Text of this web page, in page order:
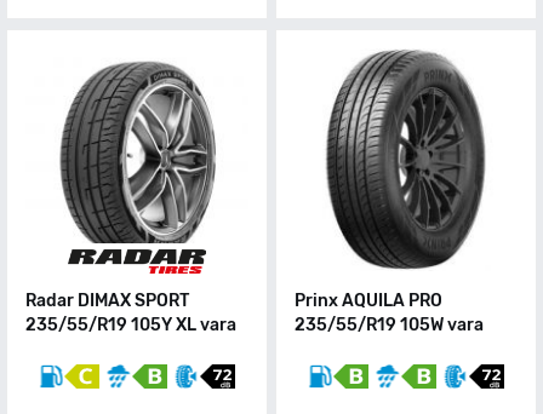
Radar DIMAX SPORT
235/55/R19 105Y XL vara
Prinx AQUILA PRO
235/55/R19 105W vara